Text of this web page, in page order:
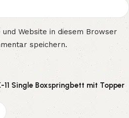
11 Single Boxspringbett mit Topper
Website in diesem Browser
speichern.